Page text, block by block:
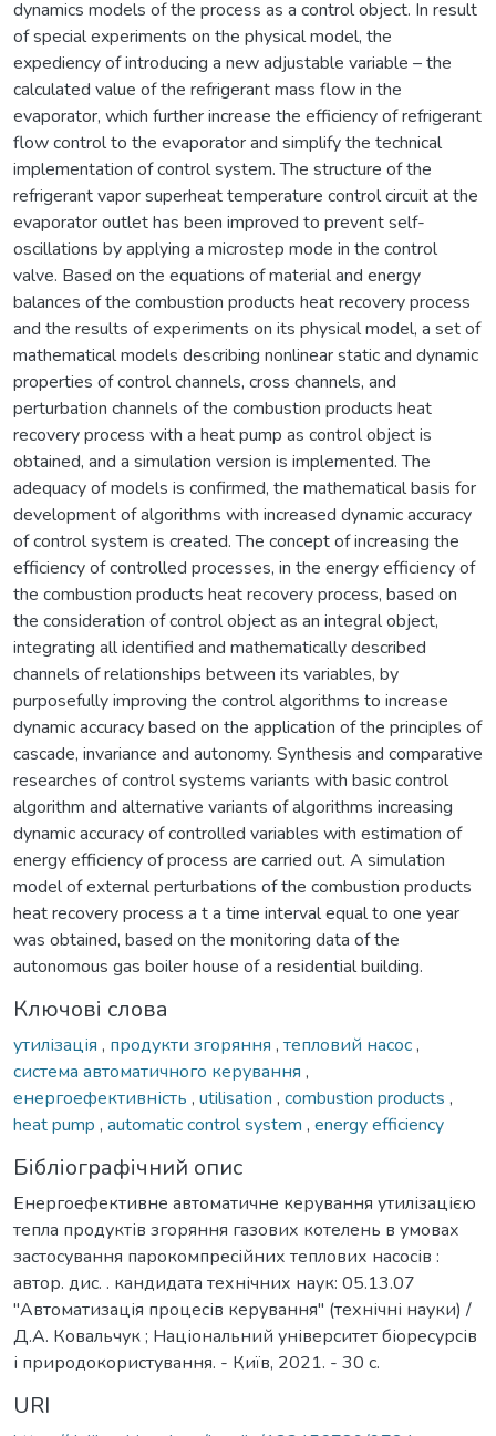
dynamics models of the process as a control object. In result
of special experiments on the physical model, the
expediency of introducing a new adjustable variable – the
calculated value of the refrigerant mass flow in the
evaporator, which further increase the efficiency of refrigerant
flow control to the evaporator and simplify the technical
implementation of control system. The structure of the
refrigerant vapor superheat temperature control circuit at the
evaporator outlet has been improved to prevent self-
oscillations by applying a microstep mode in the control
valve. Based on the equations of material and energy
balances of the combustion products heat recovery process
and the results of experiments on its physical model, a set of
mathematical models describing nonlinear static and dynamic
properties of control channels, cross channels, and
perturbation channels of the combustion products heat
recovery process with a heat pump as control object is
obtained, and a simulation version is implemented. The
adequacy of models is confirmed, the mathematical basis for
development of algorithms with increased dynamic accuracy
of control system is created. The concept of increasing the
efficiency of controlled processes, in the energy efficiency of
the combustion products heat recovery process, based on
the consideration of control object as an integral object,
integrating all identified and mathematically described
channels of relationships between its variables, by
purposefully improving the control algorithms to increase
dynamic accuracy based on the application of the principles of
cascade, invariance and autonomy. Synthesis and comparative
researches of control systems variants with basic control
algorithm and alternative variants of algorithms increasing
dynamic accuracy of controlled variables with estimation of
energy efficiency of process are carried out. A simulation
model of external perturbations of the combustion products
heat recovery process a t a time interval equal to one year
was obtained, based on the monitoring data of the
autonomous gas boiler house of a residential building.
Ключові слова
утилізація , продукти згоряння , тепловий насос,
система автоматичного керування ,
енергоефективність , utilisation , combustion products ,
heat pump , automatic control system , energy efficiency
Бібліографічний опис
Енергоефективне автоматичне керування утилізацією
тепла продуктів згоряння газових котелень в умовах
застосування парокомпресійних теплових насосів :
автор. дис. . кандидата технічних наук: 05.13.07
"Автоматизація процесів керування" (технічні науки) /
Д.А. Ковальчук ; Національний університет біоресурсів
і природокористування. - Київ, 2021. - 30 с.
URI